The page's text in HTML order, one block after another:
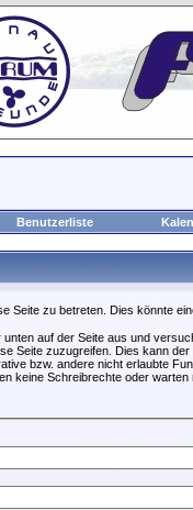
Benutzerliste
Seite zu betreten. Dies könnte
auf der Seite aus und
Seite zuzugreifen. Dies kann
bzw. andere nicht erlaubte
keine Schreibrechte oder warten